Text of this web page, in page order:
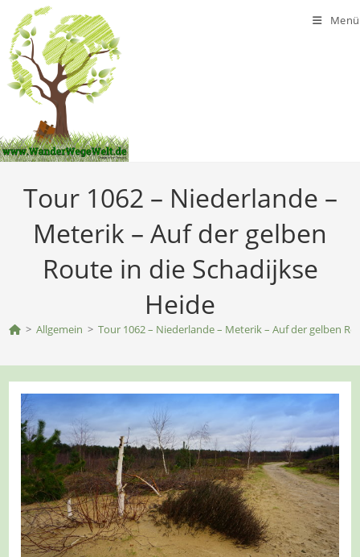
Inhalt
springen
Menü
Tour 1062 – Niederlande –
Meterik – Auf der gelben
Route in die Schadijkse
Heide
> Allgemein > Tour 1062 – Niederlande – Meterik – Auf der gelben